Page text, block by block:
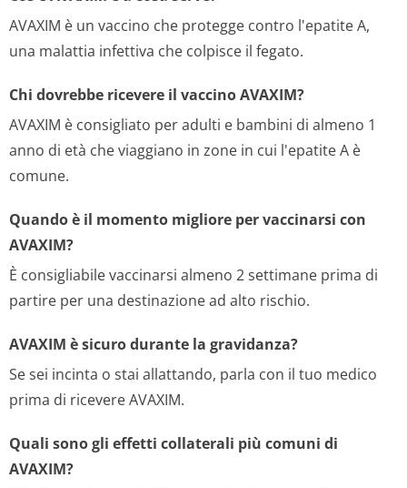
AVAXIM è un vaccino che protegge contro l'epatite A,
una malattia infettiva che colpisce il fegato.
Chi dovrebbe ricevere il vaccino AVAXIM?
AVAXIM è consigliato per adulti e bambini di almeno 1
anno di età che viaggiano in zone in cui l'epatite A è
comune.
Quando è il momento migliore per vaccinarsi con
AVAXIM?
È consigliabile vaccinarsi almeno 2 settimane prima di
partire per una destinazione ad alto rischio.
AVAXIM è sicuro durante la gravidanza?
Se sei incinta o stai allattando, parla con il tuo medico
prima di ricevere AVAXIM.
Quali sono gli effetti collaterali più comuni di
AVAXIM?